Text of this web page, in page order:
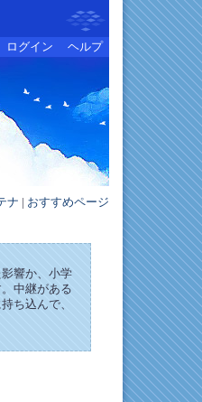
ログイン ヘルプ
ナ おすすめページ
響か、小学
中継がある
ち込んで、